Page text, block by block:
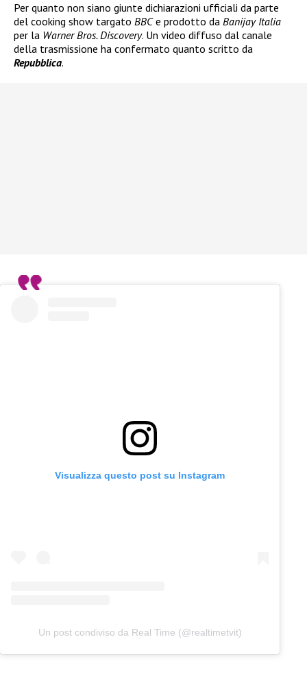
Per quanto non siano giunte dichiarazioni ufficiali da parte
del cooking show targato BBCe prodotto da Banijay Italia
per la Warner Bros. Discovery. Un video diffuso dal canale
della trasmissione ha confermato quanto scritto da
Repubblica.
Visualizza questo post su Instagram
Un post condiviso da Real Time (@realtimetvit)